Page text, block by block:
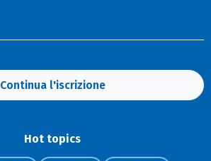
Continua l'iscrizione
Hot topics